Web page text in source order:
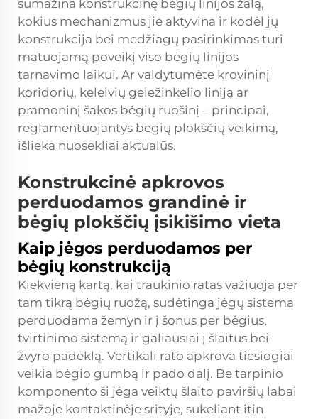
sumažina konstrukcinę bėgių linijos žalą,
kokius mechanizmus jie aktyvina ir kodėl jų
konstrukcija bei medžiagų pasirinkimas turi
matuojamą poveikį viso bėgių linijos
tarnavimo laikui. Ar valdytumėte krovininį
koridorių, keleivių geležinkelio liniją ar
pramoninį šakos bėgių ruošinį – principai,
reglamentuojantys bėgių plokščių veikimą,
išlieka nuosekliai aktualūs.
Konstrukcinė apkrovos
perduodamos grandinė ir
bėgių plokščių įsikišimo vieta
Kaip jėgos perduodamos per
bėgių konstrukciją
Kiekvieną kartą, kai traukinio ratas važiuoja per
tam tikrą bėgių ruožą, sudėtinga jėgų sistema
perduodama žemyn ir į šonus per bėgius,
tvirtinimo sistemą ir galiausiai į šlaitus bei
žvyro padėklą. Vertikali rato apkrova tiesiogiai
veikia bėgio gumbą ir pado dalį. Be tarpinio
komponento ši jėga veiktų šlaito paviršių labai
mažoje kontaktinėje srityje, sukeliant itin